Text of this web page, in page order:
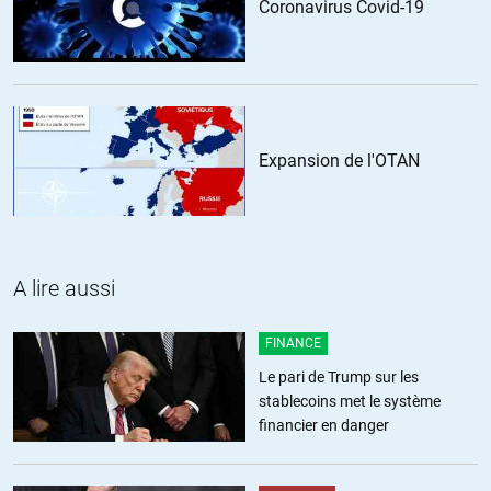
Yannick//02.04.2016 à 16h34
Amsterdammer, si celà abolissait le « marché du travail », je ne
politique et donc d’un gouvernement. Vous deviendriez donc
« sujet ». Je le considère même comme une sorte d’esclavage
moderne.
façon pernicieuse de supprimer l’Etat-Providence par un
nivellement par le bas, juste le minimum pour ne pas mourir
de faim et adieu le reste.
Coronavirus Covid-19
Expansion de l'OTAN
A lire aussi
FINANCE
Le pari de Trump sur les
stablecoins met le système
financier en danger